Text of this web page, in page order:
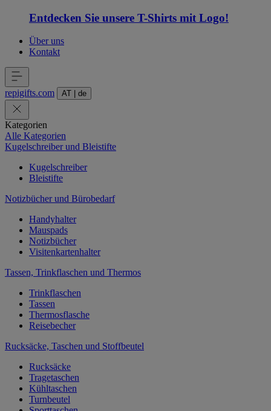
Entdecken Sie unsere T-Shirts mit Logo!
Über uns
Kontakt
repigifts.com AT de
Kategorien
Alle Kategorien
Kugelschreiber und Bleistifte
Kugelschreiber
Bleistifte
Notizbücher und Bürobedarf
Handyhalter
Mauspads
Notizbücher
Visitenkartenhalter
Tassen, Trinkflaschen und Thermos
Trinkflaschen
Tassen
Thermosflasche
Reisebecher
Rucksäcke, Taschen und Stoffbeutel
Rucksäcke
Tragetaschen
Kühltaschen
Turnbeutel